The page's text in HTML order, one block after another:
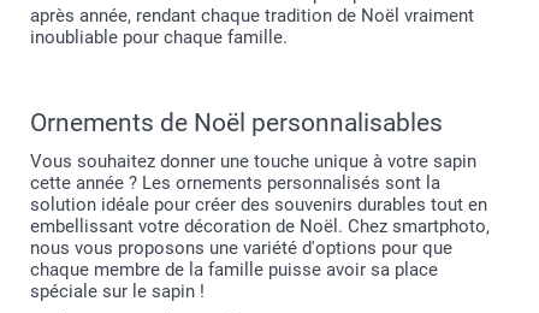
après année, rendant chaque tradition de Noël vraiment
inoubliable pour chaque famille.
Ornements de Noël personnalisables
Vous souhaitez donner une touche unique à votre sapin
cette année ? Les ornements personnalisés sont la
solution idéale pour créer des souvenirs durables tout en
embellissant votre décoration de Noël. Chez smartphoto,
nous vous proposons une variété d'options pour que
chaque membre de la famille puisse avoir sa place
spéciale sur le sapin !